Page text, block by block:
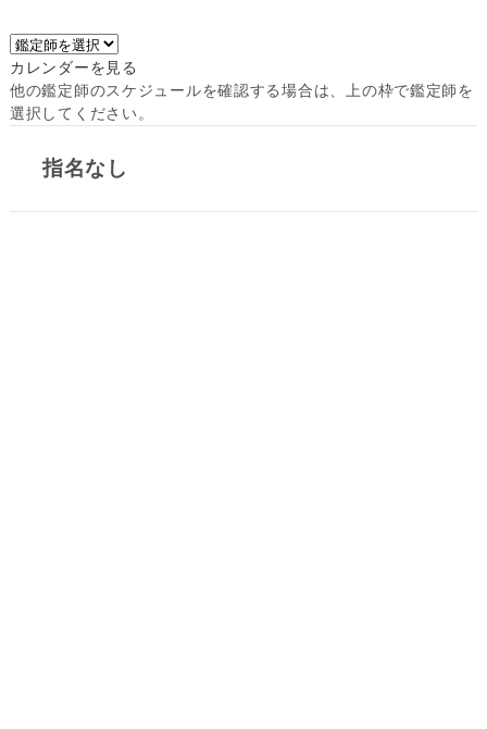
カレンダーを見る
他の鑑定師のスケジュールを確認する場合は、上の枠で鑑定師を
選択してください。
指名なし